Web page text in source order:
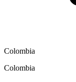
Colombia
Colombia